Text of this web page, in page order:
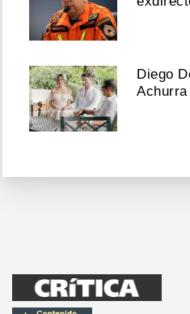
Diego